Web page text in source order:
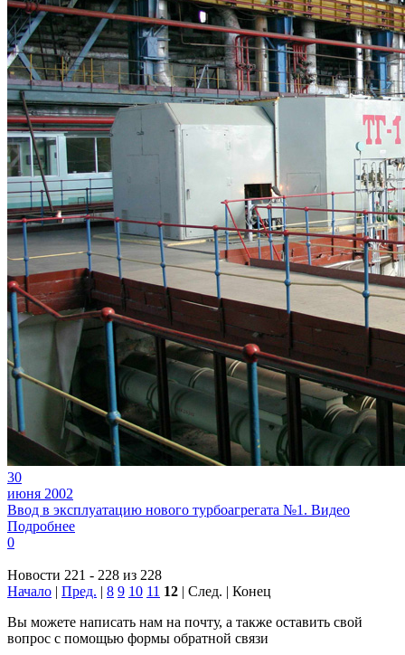
30
июня 2002
Ввод в эксплуатацию нового турбоагрегата №1. Видео
Подробнее
0
Новости 221 - 228 из 228
Начало | Пред. | 8 9 10 11 12 | След. | Конец
Вы можете написать нам на почту, а также оставить свой
вопрос с помощью формы обратной связи